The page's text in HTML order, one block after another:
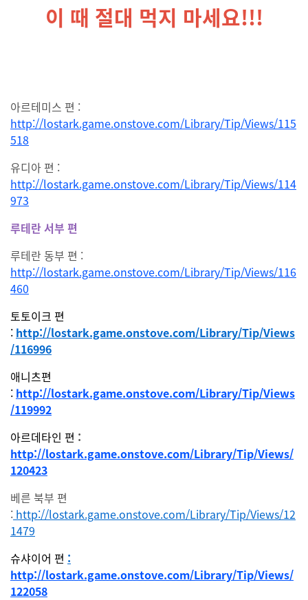
이 때 절대 먹지 마세요!!!
아르테미스 편 :
http://lostark.game.onstove.com/Library/Tip/Views/115
518
유디아 편 :
http://lostark.game.onstove.com/Library/Tip/Views/114
973
루테란 서부 편
루테란 동부 편 :
http://lostark.game.onstove.com/Library/Tip/Views/116
460
토토이크 편
: http://lostark.game.onstove.com/Library/Tip/Views
/116996
애니츠편
: http://lostark.game.onstove.com/Library/Tip/Views
/119992
아르데타인 편 :
http://lostark.game.onstove.com/Library/Tip/Views/
120423
베른 북부 편
: http://lostark.game.onstove.com/Library/Tip/Views/12
1479
슈샤이어 편 :
http://lostark.game.onstove.com/Library/Tip/Views/
122058